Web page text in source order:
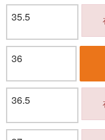
35.5
36
36.5